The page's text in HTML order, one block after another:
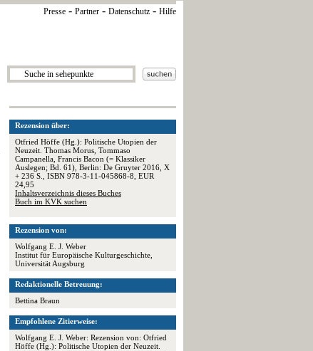
Presse - Partner - Datenschutz - Hilfe
Rezension über:
Otfried Höffe (Hg.): Politische Utopien der
Neuzeit. Thomas Morus, Tommaso
Campanella, Francis Bacon (= Klassiker
Auslegen; Bd. 61), Berlin: De Gruyter 2016, X
+ 236 S., ISBN 978-3-11-045868-8, EUR
24,95
Inhaltsverzeichnis dieses Buches
Buch im KVK suchen
Rezension von:
Wolfgang E. J. Weber
Institut für Europäische Kulturgeschichte,
Universität Augsburg
Redaktionelle Betreuung:
Bettina Braun
Empfohlene Zitierweise:
Wolfgang E. J. Weber: Rezension von: Otfried
Höffe (Hg.): Politische Utopien der Neuzeit.